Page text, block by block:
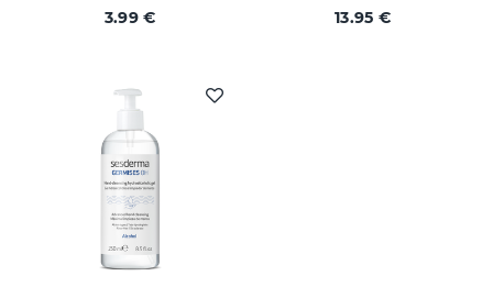
3.99 € 13.95 €